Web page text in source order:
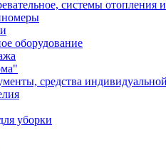
системы отопления
оборудование
средства
уборки